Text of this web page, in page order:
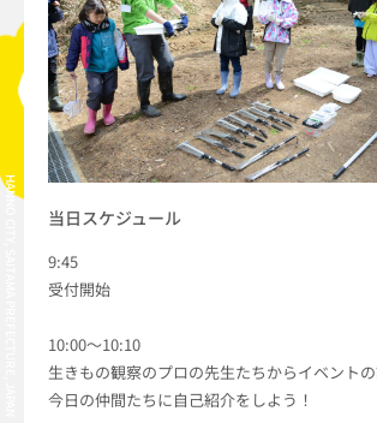
当日スケジュール
9:45
受付開始
10:00〜10:10
生きもの観察のプロの先生たちからイベントの
今日の仲間たちに自己紹介をしよう！